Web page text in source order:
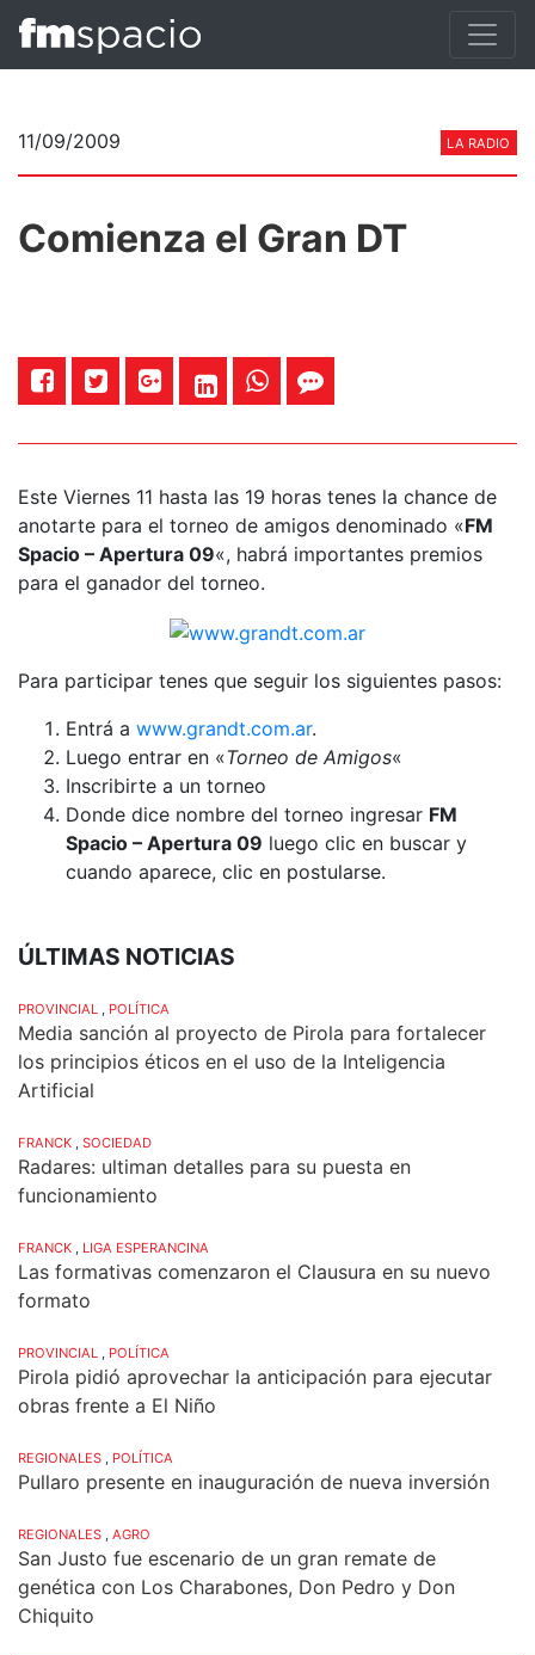
11/09/2009 LA RADIO
Comienza el Gran DT
Este Viernes 11 hasta las 19 horas tenes la chance de
anotarte para el torneo de amigos denominado «FM
Spacio – Apertura 09«, habrá importantes premios
para el ganador del torneo.
Para participar tenes que seguir los siguientes pasos:
Entrá a www.grandt.com.ar.
Luego entrar en «Torneo de Amigos«
Inscribirte a un torneo
Donde dice nombre del torneo ingresar FM
Spacio – Apertura 09 luego clic en buscar y
cuando aparece, clic en postularse.
ÚLTIMAS NOTICIAS
PROVINCIAL POLÍTICA
Media sanción al proyecto de Pirola para fortalecer
los principios éticos en el uso de la Inteligencia
Artificial
FRANCK SOCIEDAD
Radares: ultiman detalles para su puesta en
funcionamiento
FRANCK LIGA ESPERANCINA
Las formativas comenzaron el Clausura en su nuevo
formato
PROVINCIAL POLÍTICA
Pirola pidió aprovechar la anticipación para ejecutar
obras frente a El Niño
REGIONALES POLÍTICA
Pullaro presente en inauguración de nueva inversión
REGIONALES AGRO
San Justo fue escenario de un gran remate de
genética con Los Charabones, Don Pedro y Don
Chiquito